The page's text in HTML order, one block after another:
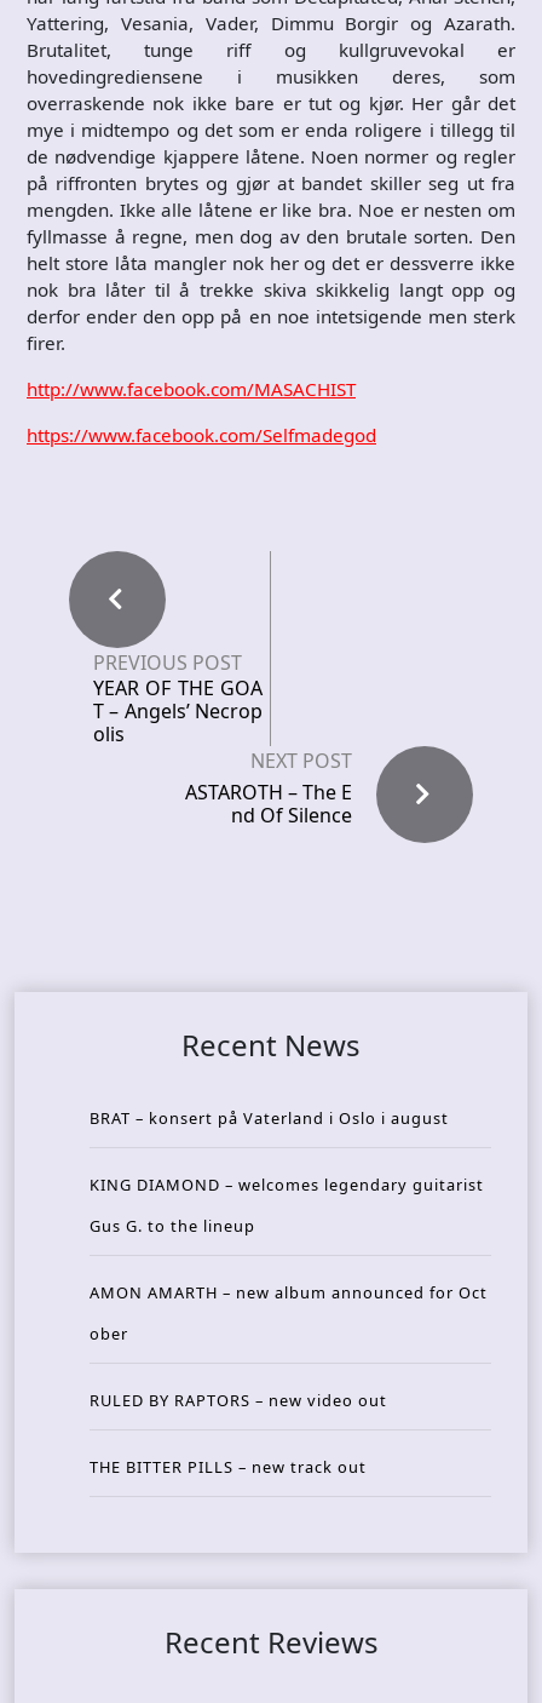
Yattering, Vesania, Vader, Dimmu Borgir og Azarath.
Brutalitet, tunge riff og kullgruvevokal er
hovedingrediensene i musikken deres, som
overraskende nok ikke bare er tut og kjør. Her går det
mye i midtempo og det som er enda roligere i tillegg til
de nødvendige kjappere låtene. Noen normer og regler
på riffronten brytes og gjør at bandet skiller seg ut fra
mengden. Ikke alle låtene er like bra. Noe er nesten om
fyllmasse å regne, men dog av den brutale sorten. Den
helt store låta mangler nok her og det er dessverre ikke
nok bra låter til å trekke skiva skikkelig langt opp og
derfor ender den opp på en noe intetsigende men sterk
firer.
http://www.facebook.com/MASACHIST
https://www.facebook.com/Selfmadegod
PREVIOUS POST
YEAR OF THE GOA
T – Angels’ Necrop
olis
NEXT POST
ASTAROTH – The E
nd Of Silence
Recent News
BRAT – konsert på Vaterland i Oslo i august
KING DIAMOND – welcomes legendary guitarist
Gus G. to the lineup
AMON AMARTH – new album announced for Oct
ober
RULED BY RAPTORS – new video out
THE BITTER PILLS – new track out
Recent Reviews